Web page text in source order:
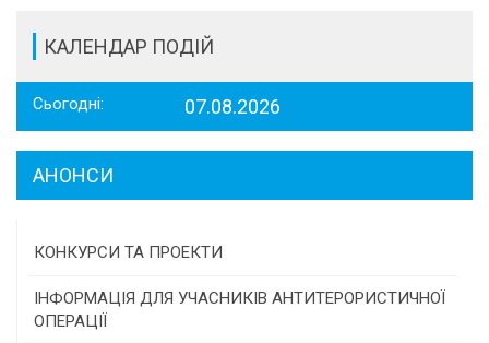
КАЛЕНДАР ПОДІЙ
Сьогодні: 07.08.2026
АНОНСИ
КОНКУРСИ ТА ПРОЕКТИ
Конкурс проектів та програм місцевого
самоврядування
ІНФОРМАЦІЯ ДЛЯ УЧАСНИКІВ АНТИТЕРОРИСТИЧНОЇ
ОПЕРАЦІЇ